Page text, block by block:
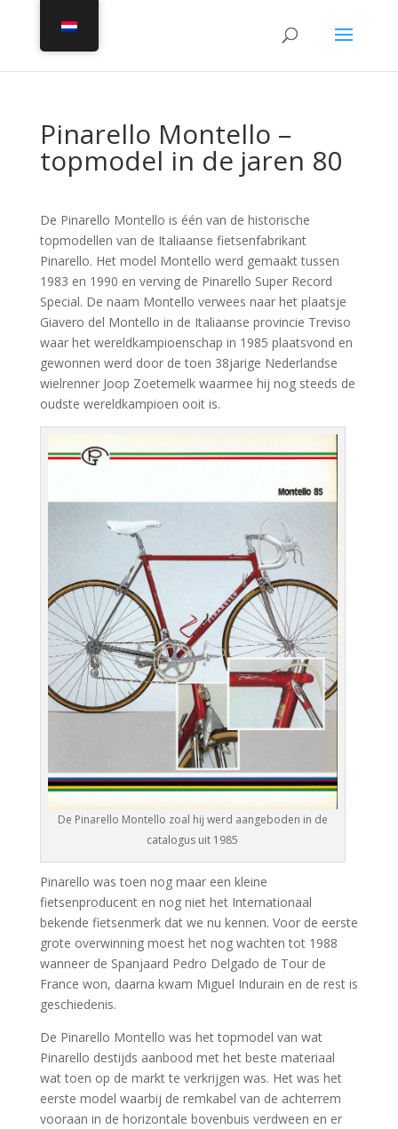
Pinarello Montello –
topmodel in de jaren 80
De Pinarello Montello is één van de historische
topmodellen van de Italiaanse fietsenfabrikant
Pinarello. Het model Montello werd gemaakt tussen
1983 en 1990 en verving de Pinarello Super Record
Special. De naam Montello verwees naar het plaatsje
Giavero del Montello in de Italiaanse provincie Treviso
waar het wereldkampioenschap in 1985 plaatsvond en
gewonnen werd door de toen 38jarige Nederlandse
wielrenner Joop Zoetemelk waarmee hij nog steeds de
oudste wereldkampioen ooit is.
De Pinarello Montello zoal hij werd aangeboden in de
catalogus uit 1985
Pinarello was toen nog maar een kleine
fietsenproducent en nog niet het Internationaal
bekende fietsenmerk dat we nu kennen. Voor de eerste
grote overwinning moest het nog wachten tot 1988
wanneer de Spanjaard Pedro Delgado de Tour de
France won, daarna kwam Miguel Indurain en de rest is
geschiedenis.
De Pinarello Montello was het topmodel van wat
Pinarello destijds aanbood met het beste materiaal
wat toen op de markt te verkrijgen was. Het was het
eerste model waarbij de remkabel van de achterrem
vooraan in de horizontale bovenbuis verdween en er